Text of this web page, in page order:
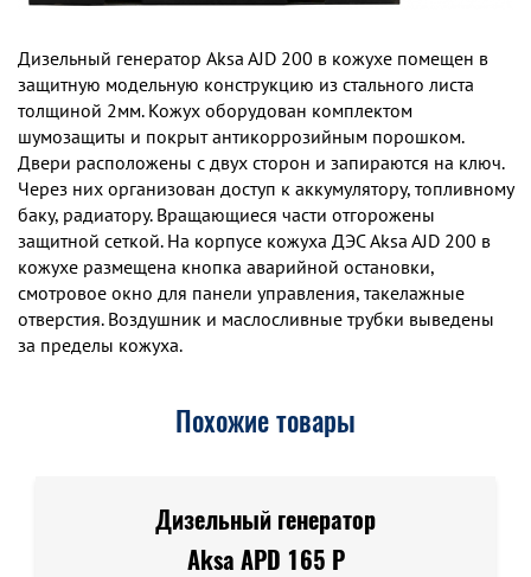
Дизельный генератор Aksa AJD 200 в кожухе помещен в
защитную модельную конструкцию из стального листа
толщиной 2мм. Кожух оборудован комплектом
шумозащиты и покрыт антикоррозийным порошком.
Двери расположены с двух сторон и запираются на ключ.
Через них организован доступ к аккумулятору, топливному
баку, радиатору. Вращающиеся части отгорожены
защитной сеткой. На корпусе кожуха ДЭС Aksa AJD 200 в
кожухе размещена кнопка аварийной остановки,
смотровое окно для панели управления, такелажные
отверстия. Воздушник и маслосливные трубки выведены
за пределы кожуха.
Похожие товары
Дизельный генератор
Aksa APD 165 P